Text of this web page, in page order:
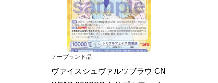
ノーブランド品
ヴァイスシュヴァルツブラウ CN